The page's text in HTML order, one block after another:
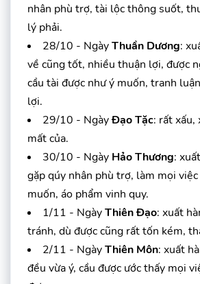
nhân phù trợ, tài lộc thông suốt,
lý phải.
28/10 - NgàyThuần Dương:
về cũng tốt, nhiều thuận lợi, được
cầu tài được như ý muốn, tranh
lợi.
29/10 - NgàyĐạo Tặc: rất xấu,
mất của.
30/10 - Ngày Hảo Thương:
gặp qúy nhân phù trợ, làm mọi
muốn, áo phẩm vinh quy.
1/11 - NgàyThiên Đạo: xuất
tránh, dù được cũng rất tốn kém,
2/11 - NgàyThiên Môn: xuất
đều vừa ý, cầu được ước thấy mọi